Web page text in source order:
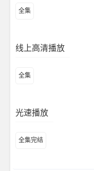
全集
线上高清播放
全集
光速播放
全集完结